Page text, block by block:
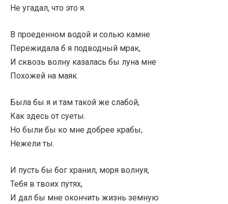
Не угадал, что это я.
В проеденном водой и солью камне
Пережидала б я подводный мрак,
И сквозь волну казалась бы луна мне
Похожей на маяк.
Была бы я и там такой же слабой,
Как здесь от суеты.
Но были бы ко мне добрее крабы,
Нежели ты.
И пусть бы бог хранил, моря волнуя,
Тебя в твоих путях,
И дал бы мне окончить жизнь земную